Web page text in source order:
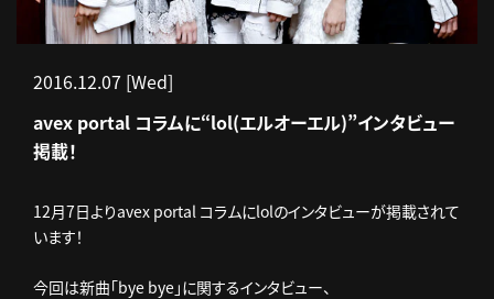
2016.12.07 [Wed]
avex portal コラムに“lol(エルオーエル)”インタビュー
掲載！
12月7日よりavex portal コラムにlolのインタビューが掲載されて
います！
今回は新曲「bye bye」に関するインタビュー、